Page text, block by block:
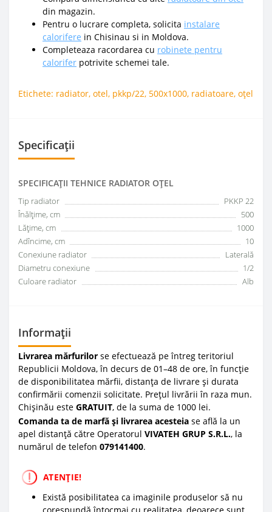
din magazin.
Pentru o lucrare completa, solicita instalare
calorifere in Chisinau si in Moldova.
Completeaza racordarea cu robinete pentru
calorifer potrivite schemei tale.
Etichete: radiator, otel, pkkp/22, 500x1000, radiatoare, oțel
Specificații
SPECIFICAŢII TEHNICE RADIATOR OȚEL
Tip radiator
PKKP 22
Înălțime, cm
500
Lățime, cm
1000
Adîncime, cm
10
Conexiune radiator
Laterală
Diametru conexiune
1/2
Culoare radiator
Alb
Informații
Livrarea mărfurilor se efectuează pe întreg teritoriul
Republicii Moldova, în decurs de 01–48 de ore, în funcție
de disponibilitatea mărfii, distanța de livrare și durata
confirmării comenzii solicitate. Prețul livrării în raza mun.
Chișinău este GRATUIT, de la suma de 1000 lei.
Comanda ta de marfă și livrarea acesteia se află la un
apel distanță către Operatorul VIVATEH GRUP S.R.L., la
numărul de telefon 079141400.
ATENȚIE!
Există posibilitatea ca imaginile produselor să nu